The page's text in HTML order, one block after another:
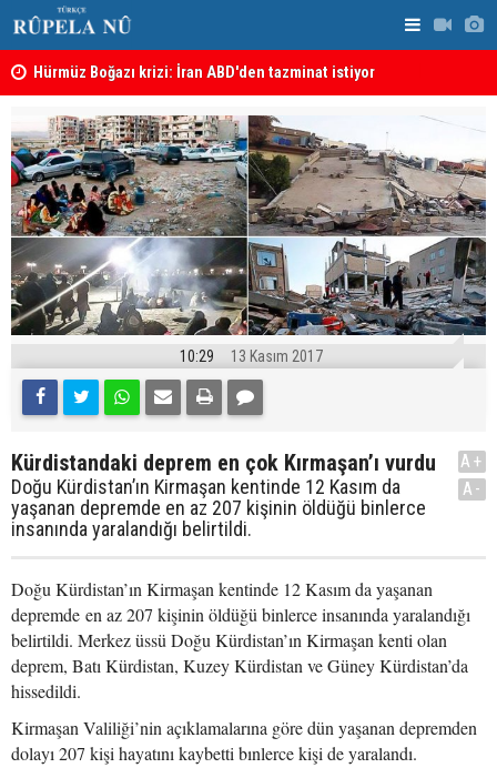
Hürmüz Boğazı krizi: İran ABD'den tazminat istiyor
10:29 13 Kasım 2017
Kürdistandaki deprem en çok Kırmaşan’ı vurdu
Doğu Kürdistan’ın Kirmaşan kentinde 12 Kasım da
yaşanan depremde en az 207 kişinin öldüğü binlerce
insanında yaralandığı belirtildi.
A+
A-
Doğu Kürdistan’ın Kirmaşan kentinde 12 Kasım da yaşanan
depremde en az 207 kişinin öldüğü binlerce insanında yaralandığı
belirtildi. Merkez üssü Doğu Kürdistan’ın Kirmaşan kenti olan
deprem, Batı Kürdistan, Kuzey Kürdistan ve Güney Kürdistan’da
hissedildi.
Kirmaşan Valiliği’nin açıklamalarına göre dün yaşanan depremden
dolayı 207 kişi hayatını kaybetti bınlerce kişi de yaralandı.